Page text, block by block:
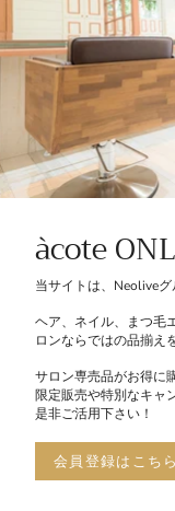
àcote
当サイトは、Neoliveグ
ヘア、ネイル、まつ毛
ロンならではの品揃え
サロン専売品がお得に
限定販売や特別なキャ
是非ご活用下さい！
会員登録はこちら